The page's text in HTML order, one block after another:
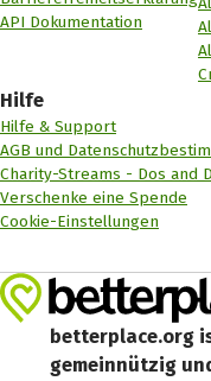
API Dokumentation
Hilfe
Hilfe & Support
AGB und
Charity-Streams - Dos and
Verschenke eine Spende
Cookie-Einstellungen
betterplace.org
gemeinnützig